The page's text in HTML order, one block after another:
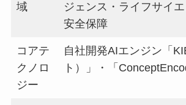
域
ジェンス・ライフサイ
安全保障
コアテ
クノロ
ジー
自社開発AIエンジン「
ト）」・「